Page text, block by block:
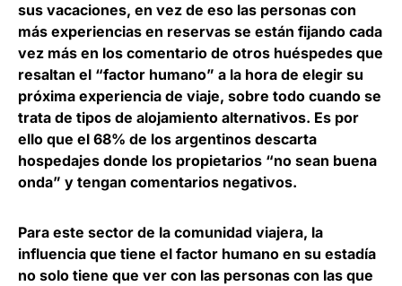
sus vacaciones, en vez de eso las personas con
más experiencias en reservas se están fijando cada
vez más en los comentario de otros huéspedes que
resaltan el “factor humano” a la hora de elegir su
próxima experiencia de viaje, sobre todo cuando se
trata de tipos de alojamiento alternativos. Es por
ello que el 68% de los argentinos descarta
hospedajes donde los propietarios “no sean buena
onda” y tengan comentarios negativos.
Para este sector de la comunidad viajera, la
influencia que tiene el factor humano en su estadía
no solo tiene que ver con las personas con las que